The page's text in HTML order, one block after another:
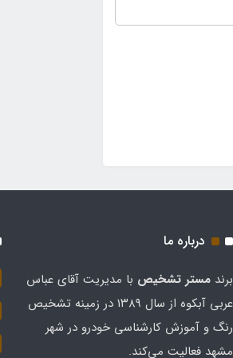
درباره ما
برند مستر تشخيص با مدیریت آقای عباس
عربی آبکوه از سال ۱۳۸۹ در زمینه تشخیص
رنگ و آموزش کارشناسی خودرو در شهر
مشهد فعالیت می‌کند.